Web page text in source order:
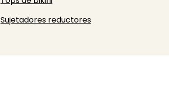
Sujetadores reductores